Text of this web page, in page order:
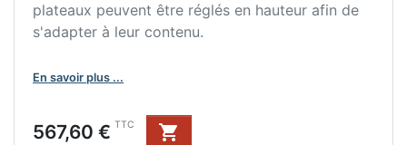
plateaux peuvent être réglés en hauteur afin de
s'adapter à leur contenu.
En savoir plus ...
Prix
567,60 € TTC
